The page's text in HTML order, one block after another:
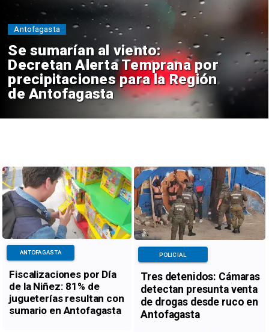
Se sumarían al viento:
Decretan Alerta Temprana por
precipitaciones para la Región
de Antofagasta
Antofagasta
Fiscalizaciones por Día
de la Niñez: 81% de
jugueterías resultan con
sumario en Antofagasta
ANTOFAGASTA
Tres detenidos: Cámaras
detectan presunta venta
de drogas desde ruco en
Antofagasta
POLICIAL